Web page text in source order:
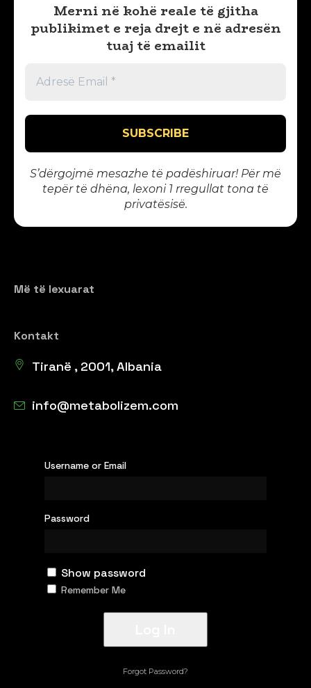
Merni në kohë reale të gjitha
publikimet e reja drejt e në adresën
tuaj të emailit
S’dërgojmë mesazhe të padëshiruar! Për më
tepër të dhëna, lexoni 1 rregullat tona të
privatësisë.
Më të lexuarat
Kontakt
Tiranë , 2001, Albania
info@metabolizem.com
Username or Email
Password
Show password
Remember Me
Forgot Password?